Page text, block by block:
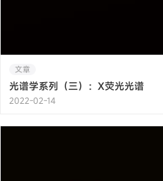
文章
光谱学系列（三）：X荧光光谱
2022-02-14